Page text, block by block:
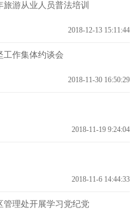
游从业人员普法培训
2018-12-13 15:11:44
工作集体约谈会
2018-11-30 16:50:29
2018-11-19 9:24:04
2018-11-6 14:44:33
管理处开展学习党纪党